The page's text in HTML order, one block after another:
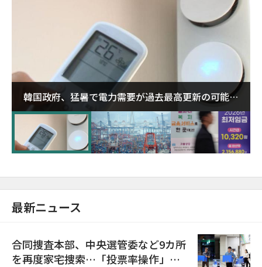
韓国政府、猛暑で電力需要が過去最高更新の可能性
に需給対応体制を点検
最新ニュース
合同捜査本部、中央選管委など9カ所
を再度家宅捜索…「投票率操作」の